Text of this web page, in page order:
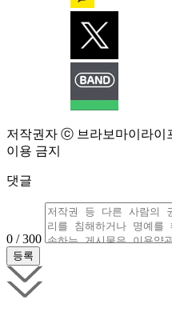
저작권자 ⓒ 브라보마이라이
이용 금지
댓글
0 / 300